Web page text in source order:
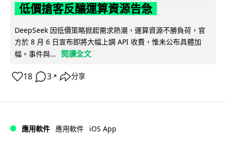
低價搶客反釀運算資源告急
DeepSeek 因低價策略掀起需求熱潮，運算資源不勝負荷，官
方於 8 月 6 日宣布即將大幅上調 API 收費，惟未公布具體加
幅。事件與...
閱讀全文
18 3 ↗ 分享
應用軟件 應用軟件 iOS App